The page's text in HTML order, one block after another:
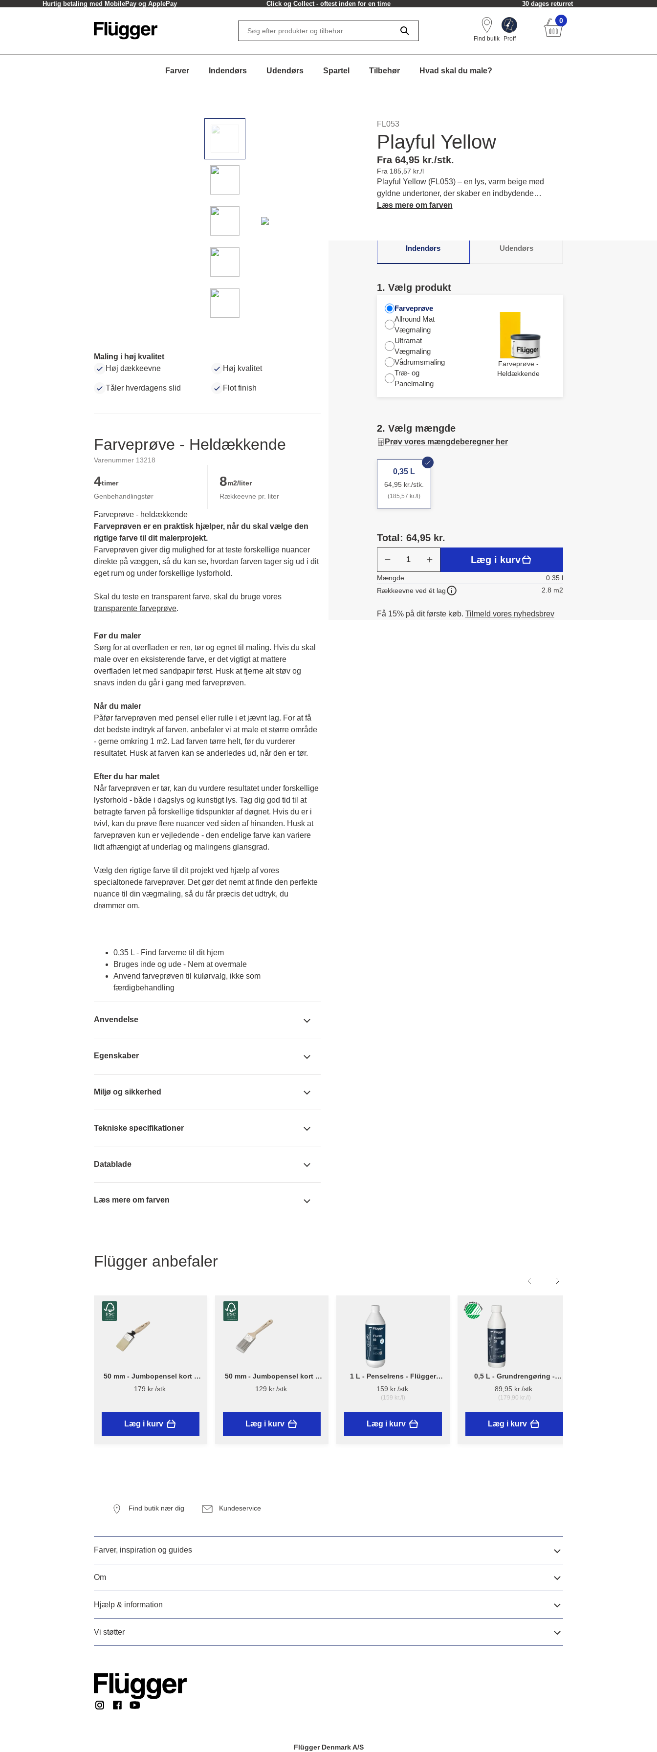
Hurtig betaling med MobilePay og ApplePay Click og Collect - oftest inden for en time 30 dages returret
Find butik Proff
0
Farver Indendørs Udendørs Spartel Tilbehør Hvad skal du male?
Maling i høj kvalitet
Høj dækkeevne
Høj kvalitet
Tåler hverdagens slid Flot finish
Farveprøve - Heldækkende
Varenummer 13218
4timer
Genbehandlingstør
8m2/liter
Rækkeevne pr. liter
Farveprøve - heldækkende
Farveprøven er en praktisk hjælper, når du skal vælge den
rigtige farve til dit malerprojekt.
Farveprøven giver dig mulighed for at teste forskellige nuancer
direkte på væggen, så du kan se, hvordan farven tager sig ud i dit
eget rum og under forskellige lysforhold.
transparente farveprøve.
Før du maler
Sørg for at overfladen er ren, tør og egnet til maling. Hvis du skal
male over en eksisterende farve, er det vigtigt at mattere
overfladen let med sandpapir først. Husk at fjerne alt støv og
snavs inden du går i gang med farveprøven.
Når du maler
Påfør farveprøven med pensel eller rulle i et jævnt lag. For at få
det bedste indtryk af farven, anbefaler vi at male et større område
- gerne omkring 1 m2. Lad farven tørre helt, før du vurderer
resultatet. Husk at farven kan se anderledes ud, når den er tør.
Efter du har malet
Når farveprøven er tør, kan du vurdere resultatet under forskellige
lysforhold - både i dagslys og kunstigt lys. Tag dig god tid til at
betragte farven på forskellige tidspunkter af døgnet. Hvis du er i
tvivl, kan du prøve flere nuancer ved siden af hinanden. Husk at
farveprøven kun er vejledende - den endelige farve kan variere
lidt afhængigt af underlag og malingens glansgrad.
Vælg den rigtige farve til dit projekt ved hjælp af vores
specialtonede farveprøver. Det gør det nemt at finde den perfekte
nuance til din vægmaling, så du får præcis det udtryk, du
drømmer om.
0,35 L - Find farverne til dit hjem
Bruges inde og ude - Nem at overmale
Anvend farveprøven til kulørvalg, ikke som
færdigbehandling
Anvendelse
Egenskaber
Miljø og sikkerhed
Tekniske specifikationer
Datablade
Læs mere om farven
FL053
Playful Yellow
Fra 64,95 kr./stk.
Fra 185,57 kr./l
Playful Yellow (FL053) – en lys, varm beige med
gyldne undertoner, der skaber en indbydende
atmosfære i dit rum. Du vil opleve en harmonisk,
Læs mere om farven
Indendørs Udendørs
1. Vælg produkt
Farveprøve
Allround Mat
Vægmaling
Ultramat
Vægmaling
Vådrumsmaling
Træ- og
Panelmaling
Farveprøve -
Heldækkende
2. Vælg mængde
Prøv vores mængdeberegner her
0,35 L
64,95 kr./stk.
(185,57 kr./l)
Total: 64,95 kr.
Læg i kurv
Mængde
0.35 l
Rækkeevne ved ét lag
2.8 m2
Få 15% på dit første køb. Tilmeld vores nyhedsbrev
Flügger anbefaler
50 mm - Jumbopensel kort –
Flügger Excellence Series
179 kr./stk.
Læg i kurv
50 mm - Jumbopensel kort –
Flügger Pro Series
129 kr./stk.
Læg i kurv
1 L - Penselrens - Flügger
Fluren 59
159 kr./stk.
(159 kr./l)
Læg i kurv
0,5 L - Grundrengøring -
Flügger Fluren 37
89,95 kr./stk.
(179,90 kr./l)
Læg i kurv
Find butik nær dig Kundeservice
Farver, inspiration og guides
Om
Hjælp & information
Vi støtter
Flügger Denmark A/S